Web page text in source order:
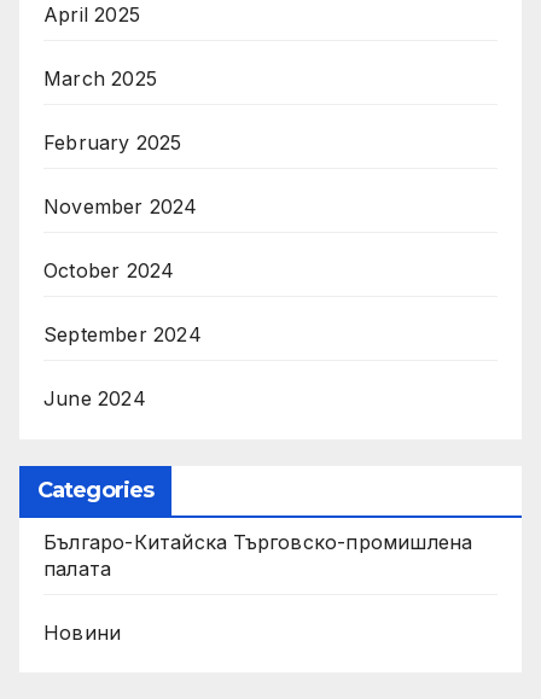
April 2025
March 2025
February 2025
November 2024
October 2024
September 2024
June 2024
Categories
Българо-Китайска Търговско-промишлена
палaта
Новини